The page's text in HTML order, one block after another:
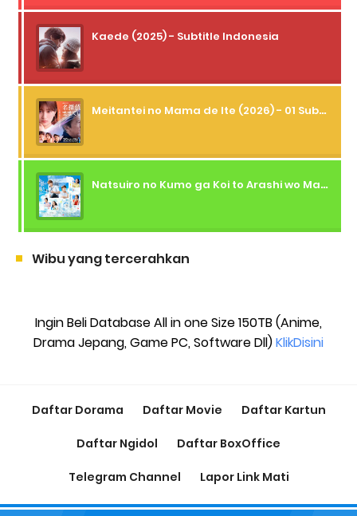
Kaede (2025) - Subtitle Indonesia
Meitantei no Mama de Ite (2026) - 01 Subtitle Indonesia
Natsuiro no Kumo ga Koi to Arashi wo Makiokosu (2026) - 01 Subtitle Indonesia
Wibu yang tercerahkan
Ingin Beli Database All in one Size 150TB (Anime,
Drama Jepang, Game PC, Software Dll)KlikDisini
Daftar Dorama Daftar Movie Daftar Kartun
Daftar Ngidol Daftar BoxOffice
Telegram Channel Lapor Link Mati